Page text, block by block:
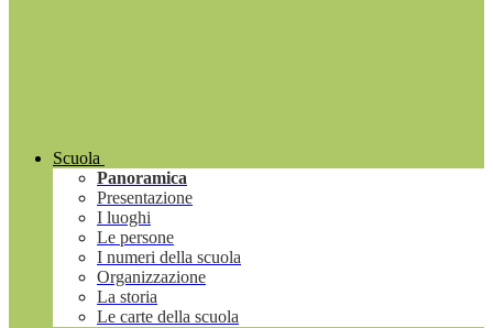
Scuola
Panoramica
Presentazione
I luoghi
Le persone
I numeri della scuola
Organizzazione
La storia
Le carte della scuola